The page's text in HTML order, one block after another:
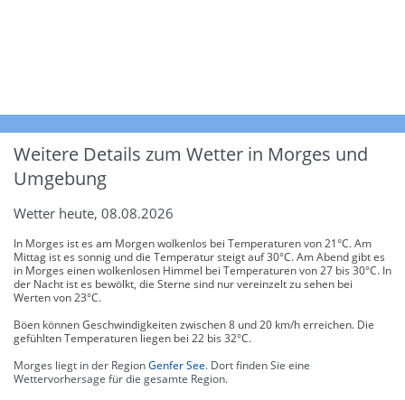
Weitere Details zum Wetter in Morges und
Umgebung
Wetter heute, 08.08.2026
In Morges ist es am Morgen wolkenlos bei Temperaturen von 21°C. Am
Mittag ist es sonnig und die Temperatur steigt auf 30°C. Am Abend gibt es
in Morges einen wolkenlosen Himmel bei Temperaturen von 27 bis 30°C. In
der Nacht ist es bewölkt, die Sterne sind nur vereinzelt zu sehen bei
Werten von 23°C.
Böen können Geschwindigkeiten zwischen 8 und 20 km/h erreichen. Die
gefühlten Temperaturen liegen bei 22 bis 32°C.
Morges liegt in der RegionGenfer See. Dort finden Sie eine
Wettervorhersage für die gesamte Region.